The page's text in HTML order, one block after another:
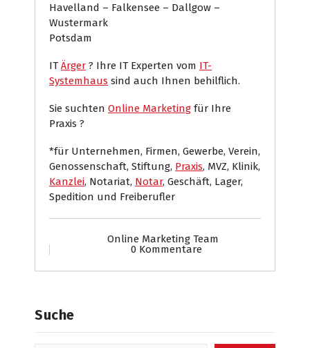
Havelland – Falkensee – Dallgow –
Wustermark
Potsdam
IT Ärger ? Ihre IT Experten vom IT-
Systemhaus sind auch Ihnen behilflich.
Sie suchten Online Marketing für Ihre
Praxis ?
*für Unternehmen, Firmen, Gewerbe, Verein,
Genossenschaft, Stiftung, Praxis, MVZ, Klinik,
Kanzlei, Notariat, Notar, Geschäft, Lager,
Spedition und Freiberufler
Online Marketing Team
0 Kommentare
Suche